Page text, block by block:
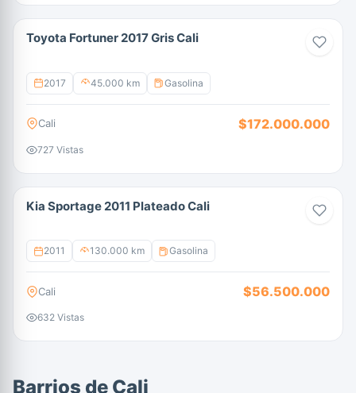
Toyota Fortuner 2017 Gris Cali
2017 45.000 km Gasolina
Cali $172.000.000
727 Vistas
Kia Sportage 2011 Plateado Cali
2011 130.000 km Gasolina
Cali $56.500.000
632 Vistas
Barrios de Cali